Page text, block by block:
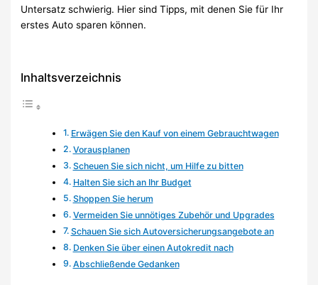
Untersatz schwierig. Hier sind Tipps, mit denen Sie für Ihr
erstes Auto sparen können.
Inhaltsverzeichnis
Erwägen Sie den Kauf von einem Gebrauchtwagen
Vorausplanen
Scheuen Sie sich nicht, um Hilfe zu bitten
Halten Sie sich an Ihr Budget
Shoppen Sie herum
Vermeiden Sie unnötiges Zubehör und Upgrades
Schauen Sie sich Autoversicherungsangebote an
Denken Sie über einen Autokredit nach
Abschließende Gedanken